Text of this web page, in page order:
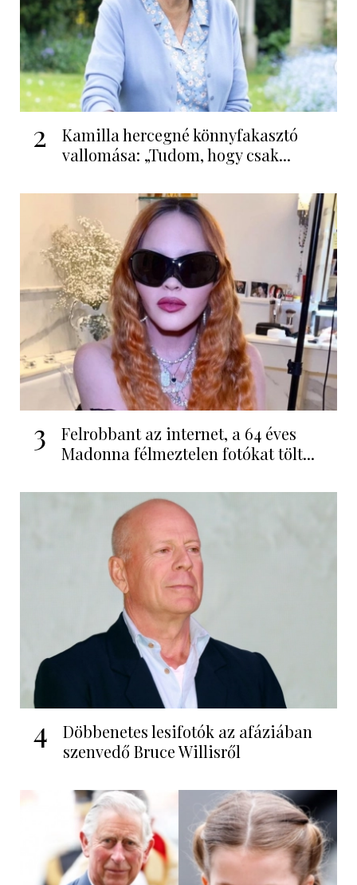
2
Kamilla hercegné könnyfakasztó
vallomása: „Tudom, hogy csak...
3
Felrobbant az internet, a 64 éves
Madonna félmeztelen fotókat tölt...
4
Döbbenetes lesifotók az afáziában
szenvedő Bruce Willisről